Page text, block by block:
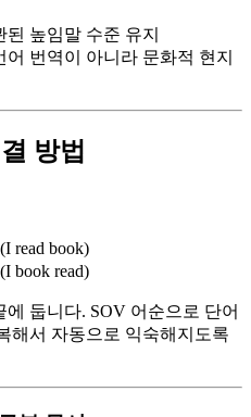
된 높임말 수준 유지
어 번역이 아니라 문화적 현지
방법
read book)
book read)
에 둡니다. SOV 어순으로 단어
해서 자동으로 익숙해지도록